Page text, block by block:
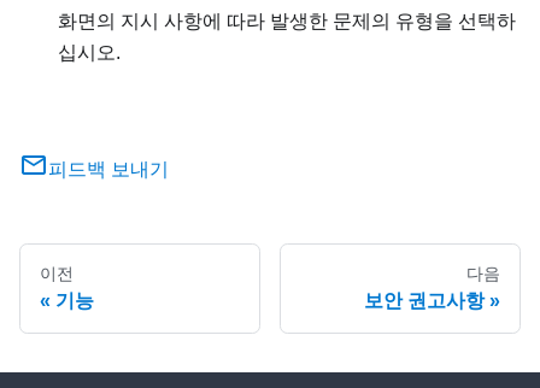
화면의 지시 사항에 따라 발생한 문제의 유형을 선택하
십시오.
피드백 보내기
이전
기능
다음
보안 권고사항